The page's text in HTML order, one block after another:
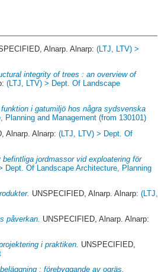
Alnarp. Alnarp:(LTJ, LTV) >
integrity of trees : an overview of
(LTJ, LTV) > Dept. Of Landscape
i gatumiljö hos några sydsvenska
and Management (from 130101)
Alnarp. Alnarp:(LTJ, LTV) > Dept. Of
jordmassor vid exploatering för
Dept. Of Landscape Architecture, Planning
UNSPECIFIED, Alnarp. Alnarp:(LTJ,
påverkan. UNSPECIFIED, Alnarp. Alnarp:
i praktiken. UNSPECIFIED,
: förebyggande av ogräs.